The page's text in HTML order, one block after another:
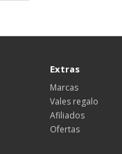
Extras
Marcas
Vales regalo
Afiliados
Ofertas